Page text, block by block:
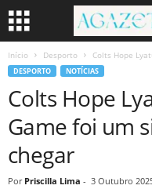
Início Desporto Colts Hope
DESPORTO NOTÍCIAS
Colts Hope
Game foi um
chegar
Por Priscilla Lima - 3 Outubro